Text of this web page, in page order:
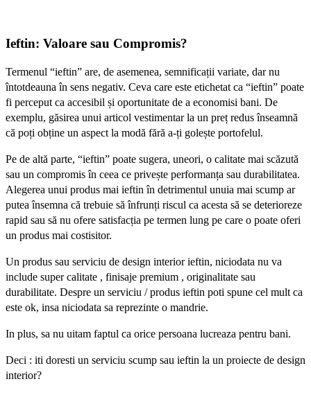
Ieftin: Valoare sau Compromis?
Termenul “ieftin” are, de asemenea, semnificații variate, dar nu
întotdeauna în sens negativ. Ceva care este etichetat ca “ieftin” poate
fi perceput ca accesibil și oportunitate de a economisi bani. De
exemplu, găsirea unui articol vestimentar la un preț redus înseamnă
că poți obține un aspect la modă fără a-ți golește portofelul.
Pe de altă parte, “ieftin” poate sugera, uneori, o calitate mai scăzută
sau un compromis în ceea ce privește performanța sau durabilitatea.
Alegerea unui produs mai ieftin în detrimentul unuia mai scump ar
putea însemna că trebuie să înfrunți riscul ca acesta să se deterioreze
rapid sau să nu ofere satisfacția pe termen lung pe care o poate oferi
un produs mai costisitor.
Un produs sau serviciu de design interior ieftin, niciodata nu va
include super calitate , finisaje premium , originalitate sau
durabilitate. Despre un serviciu / produs ieftin poti spune cel mult ca
este ok, insa niciodata sa reprezinte o mandrie.
In plus, sa nu uitam faptul ca orice persoana lucreaza pentru bani.
Deci : iti doresti un serviciu scump sau ieftin la un proiecte de design
interior?